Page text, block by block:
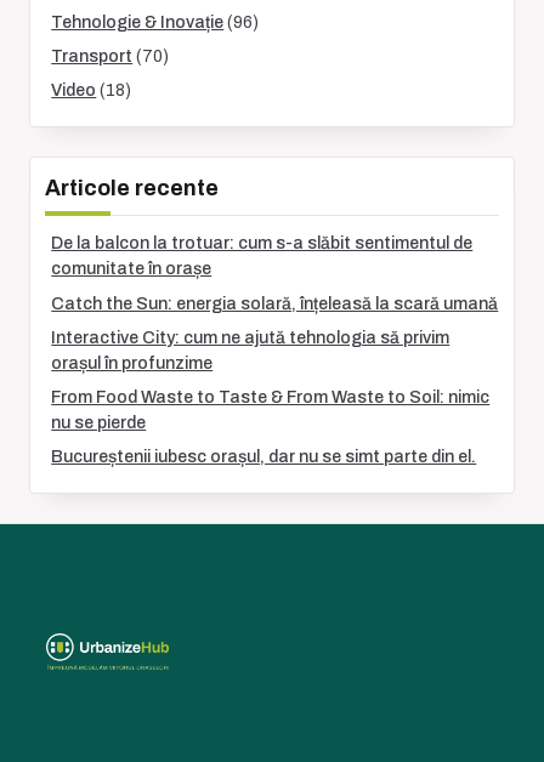
Tehnologie & Inovație (96)
Transport (70)
Video (18)
Articole recente
De la balcon la trotuar: cum s-a slăbit sentimentul de
comunitate în orașe
Catch the Sun: energia solară, înțeleasă la scară umană
Interactive City: cum ne ajută tehnologia să privim
orașul în profunzime
From Food Waste to Taste & From Waste to Soil: nimic
nu se pierde
Bucureștenii iubesc orașul, dar nu se simt parte din el.